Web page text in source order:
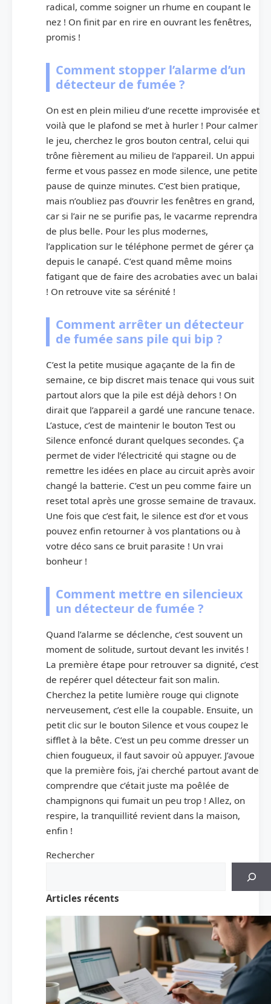
radical, comme soigner un rhume en coupant le
nez ! On finit par en rire en ouvrant les fenêtres,
promis !
Comment stopper l’alarme d’un
détecteur de fumée ?
On est en plein milieu d’une recette improvisée et
voilà que le plafond se met à hurler ! Pour calmer
le jeu, cherchez le gros bouton central, celui qui
trône fièrement au milieu de l’appareil. Un appui
ferme et vous passez en mode silence, une petite
pause de quinze minutes. C’est bien pratique,
mais n’oubliez pas d’ouvrir les fenêtres en grand,
car si l’air ne se purifie pas, le vacarme reprendra
de plus belle. Pour les plus modernes,
l’application sur le téléphone permet de gérer ça
depuis le canapé. C’est quand même moins
fatigant que de faire des acrobaties avec un balai
! On retrouve vite sa sérénité !
Comment arrêter un détecteur
de fumée sans pile qui bip ?
C’est la petite musique agaçante de la fin de
semaine, ce bip discret mais tenace qui vous suit
partout alors que la pile est déjà dehors ! On
dirait que l’appareil a gardé une rancune tenace.
L’astuce, c’est de maintenir le bouton Test ou
Silence enfoncé durant quelques secondes. Ça
permet de vider l’électricité qui stagne ou de
remettre les idées en place au circuit après avoir
changé la batterie. C’est un peu comme faire un
reset total après une grosse semaine de travaux.
Une fois que c’est fait, le silence est d’or et vous
pouvez enfin retourner à vos plantations ou à
votre déco sans ce bruit parasite ! Un vrai
bonheur !
Comment mettre en silencieux
un détecteur de fumée ?
Quand l’alarme se déclenche, c’est souvent un
moment de solitude, surtout devant les invités !
La première étape pour retrouver sa dignité, c’est
de repérer quel détecteur fait son malin.
Cherchez la petite lumière rouge qui clignote
nerveusement, c’est elle la coupable. Ensuite, un
petit clic sur le bouton Silence et vous coupez le
sifflet à la bête. C’est un peu comme dresser un
chien fougueux, il faut savoir où appuyer. J’avoue
que la première fois, j’ai cherché partout avant de
comprendre que c’était juste ma poêlée de
champignons qui fumait un peu trop ! Allez, on
respire, la tranquillité revient dans la maison,
enfin !
Rechercher
Articles récents